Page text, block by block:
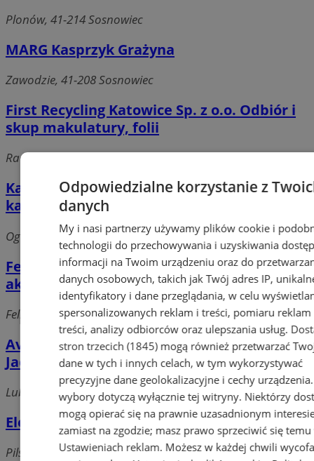
Plonów, 41-214 Sosnowiec
MARG Kasprzyk Grażyna
Zawodzie, 41-208 Sosnowiec
First Recycling Katowice Sp. z o.o. Odbiór i
skup makulatury, folii
Radocha 6, 41-200 Sosnowiec
Kazimierz-Juliusz Sp. z o.o. Kopalnia węgla
kamiennego
Ogrodowa 1, 41-200 Sosnowiec
Feliks. Skup złomu, metali nieżelaznych i
akumulatorów. Patoła A.
Feliks, 41-215 Sosnowiec
Avics Przedsiębiorstwo Wielobranżowe
Jacek Malczewski
Lubelska 12 /29, 41-219 Sosnowiec
Elektroinstalatorstwo
Pilsudskiego, 41-208 Sosnowiec
Odpowiedzialne korzystanie z
danych
My i nasi partnerzy używamy plików cookie i
technologii do przechowywania i uzyskiwania
informacji na Twoim urządzeniu oraz do
danych osobowych, takich jak Twój adres IP,
identyfikatory i dane przeglądania, w celu
spersonalizowanych reklam i treści, pomiaru reklam
treści, analizy odbiorców oraz ulepszania usług.
stron trzecich (1845)mogą również przetwarzać
dane w tych i innych celach, w tym wykorzystywać
precyzyjne dane geolokalizacyjne i cechy
wybory dotyczą wyłącznie tej witryny. Niektórzy
mogą opierać się na prawnie uzasadnionym
zamiast na zgodzie; masz prawo sprzeciwić się temu
Ustawieniach reklam. Możesz w każdej chwili